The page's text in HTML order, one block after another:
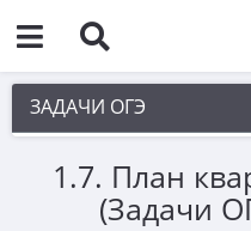
ЗАДАЧИ ОГЭ
1. Практическая задача
1.1. Шины
1.7. План
(Задачи